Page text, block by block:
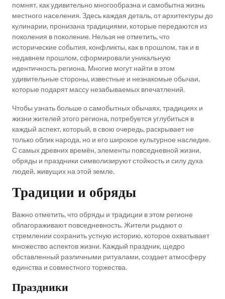
помнят, как удивительно многообразна и самобытна жизнь
местного населения. Здесь каждая деталь, от архитектуры до
кулинарии, пронизана традициями, которые передаются из
поколения в поколение. Нельзя не отметить, что
исторические события, конфликты, как в прошлом, так и в
недавнем прошлом, сформировали уникальную
идентичность региона. Многие могут найти в этом
удивительные стороны, известные и незнакомые обычаи,
которые подарят массу незабываемых впечатлений.
Чтобы узнать больше о самобытных обычаях, традициях и
жизни жителей этого региона, потребуется углубиться в
каждый аспект, который, в свою очередь, раскрывает не
только облик народа, но и его широкое культурное наследие.
С самых древних времён, элементы повседневной жизни,
обряды и праздники символизируют стойкость и силу духа
людей, живущих на этой земле.
Традиции и обряды
Важно отметить, что обряды и традиции в этом регионе
облагораживают повседневность. Жители рыдают о
стремлении сохранить устную историю, которое охватывает
множество аспектов жизни. Каждый праздник, щедро
обставленный различными ритуалами, создает атмосферу
единства и совместного торжества.
Праздники